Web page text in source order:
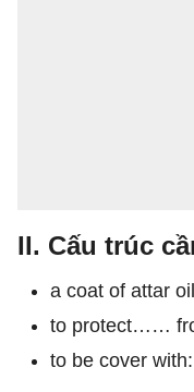
II. Cấu trúc
a coat of attar
to protect……
to be cover